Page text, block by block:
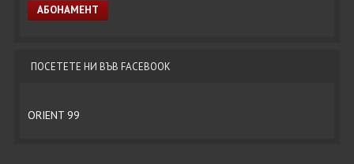
ПОСЕТЕТЕ НИ ВЪВ FACEBOOK
ORIENT 99